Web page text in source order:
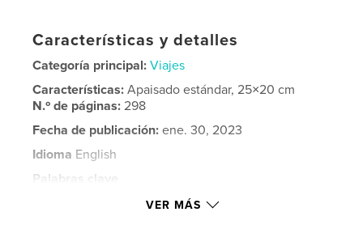
Características y detalles
Categoría principal: Viajes
Características:Apaisado estándar, 25×20 cm
N.º de páginas:298
Fecha de publicación: ene. 30, 2023
Idioma English
Palabras clave
, Germany
VER MÁS